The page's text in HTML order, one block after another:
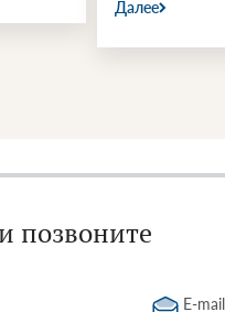
Далее
позвоните
E-